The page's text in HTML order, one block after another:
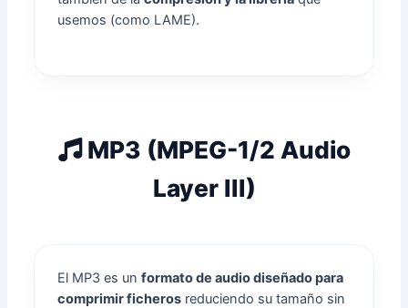
usemos (como LAME).
MP3 (MPEG-1/2 Audio
Layer III)
El MP3 es unformato de audio diseñado para
comprimir ficheros reduciendo su tamaño sin